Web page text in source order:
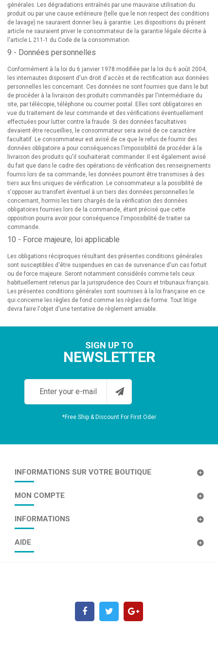
générales. Les dégradations entraînés par une mauvaise utilisation du
produit ou par une cause extérieure (telle que le non respect des conditions
de lavage) ne sauraient donner lieu à garantie. Les dispositions du présent
article ne sauraient priver le consommateur de la garantie légale décrite à
l'article L 211-1 du Code de la consommation.
9 - Données personnelles
Conformément à la loi du 6 janvier 1978 modifiée par la loi du 6 août 2004,
les internautes disposent d'un droit d'accès et de rectification aux données
personnelles les concernant. Ces données ne sont fournies que dans le but
de procéder à la livraison des produits commandés par l'intermédiaire du
site, par télécopie, téléphone ou courrier postal. Elles sont obligatoires en
vue du traitement de leur commande et des vérifications éventuellement
effectuées pour lutter contre la fraude. Si des données facultatives
devaient être recueillies, le consommateur sera avisé de ce caractère
facultatif. Le consommateur est avisé de ce que le refus de fournir des
données obligatoire a pour conséquences l'impossibilité de procéder à la
livraison des produits qu'il souhaiterait commander. Il est également avisé
du fait que dans le cadre des opérations de vérification des renseignements
fournis lors de sa commande, les données pourront être transmises à des
tiers aux fins uniques de vérification. Le consommateur a la possibilité de
s'opposer au transfert éventuel à un tiers des données personnelles le
concernant, hormis les tiers chargés de la vérification des données
obligatoires fournies lors de la commande, étant précisé que cette
opposition pourra avoir pour conséquence l'impossibilité de traiter sa
commande.
10 - Force majeure, loi applicable
Les obligations réciproques résultant des présentes conditions générales
sont susceptibles d'être suspendues en cas de survenance d'un cas fortuit
ou de force majeure. Seront notamment considérés comme tels ceux
habituellement retenus par la jurisprudence des Cours et tribunaux français.
Les présentes conditions générales sont soumises à la loi française en ce
qui concerne les règles de fond comme les règles de forme. Tout litige
devra faire l'objet d'une tentative de règlement amiable.
SIGN UP TO
NEWSLETTER
*Free Ship & Discount For First Oder
INFORMATIONS SUR VOTRE BOUTIQUE
MON COMPTE
INFORMATIONS
AIDE